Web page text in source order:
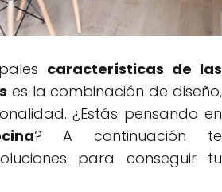
características de las
es la combinación de diseño,
¿Estás pensando en
? A continuación te
para conseguir tu